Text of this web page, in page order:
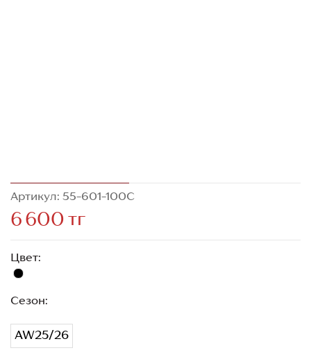
Артикул: 55-601-100C
6 600 тг
Цвет:
Сезон:
AW25/26